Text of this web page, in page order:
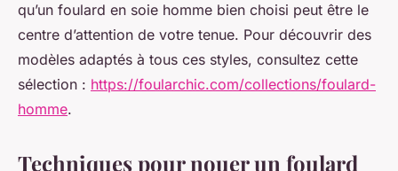
qu’un foulard en soie homme bien choisi peut être le
centre d’attention de votre tenue. Pour découvrir des
modèles adaptés à tous ces styles, consultez cette
sélection : https://foularchic.com/collections/foulard-
homme.
Techniques pour nouer un foulard